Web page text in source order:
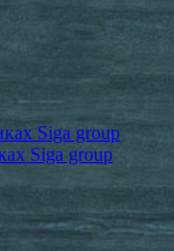
Siga group
Siga group